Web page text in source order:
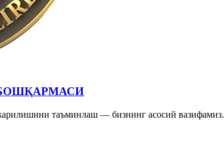
таъминлаш — бизнинг асосий вазифамиз.